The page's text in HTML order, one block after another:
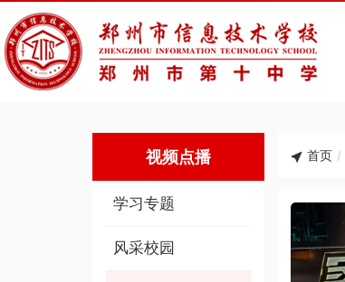
视频点播
学习专题
风采校园
首页 /